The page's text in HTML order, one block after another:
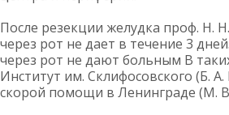
После резекции желудка проф. Н.
через рот не дает в течение 3
через рот не дают больным B
Институт им. Склифосовского (Б.
скорой помощи в Ленинграде (М.